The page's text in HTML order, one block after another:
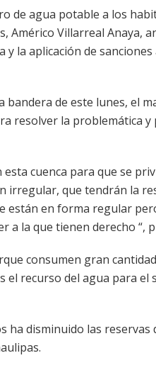
de agua potable a los
Américo Villarreal Anaya,
la aplicación de sanciones
de este lunes, el
resolver la problemática y
cuenca para que se
irregular, que tendrán la
están en forma regular
a la que tienen derecho “,
consumen gran
recurso del agua para el
ha disminuido las reservas